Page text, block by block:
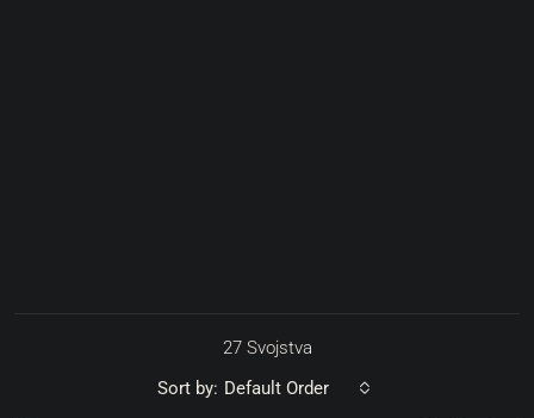
27 Svojstva
Sort by: Default Order